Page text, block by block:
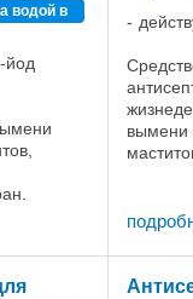
водой в
йод
вымени